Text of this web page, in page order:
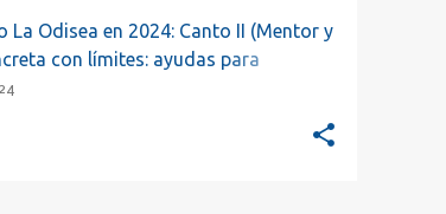
La Odisea en 2024: Canto II (Mentor y
con límites: ayudas para